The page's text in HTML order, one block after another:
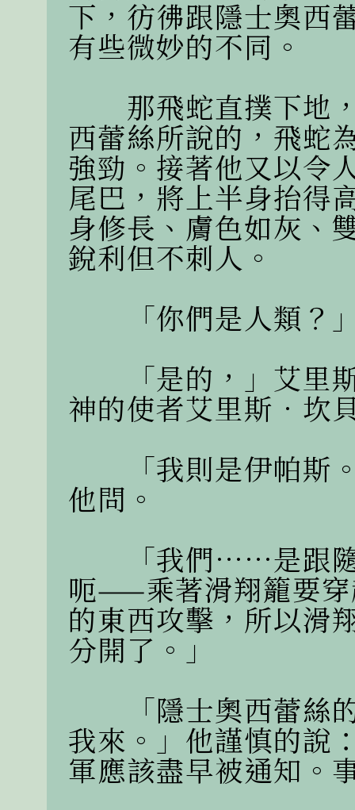
下，彷彿跟隱士奧西
有些微妙的不同。
那飛蛇直撲下地，
西蕾絲所說的，飛蛇
強勁。接著他又以令
尾巴，將上半身抬得
身修長、膚色如灰、
銳利但不刺人。
「你們是人類？」
「是的，」艾里斯
神的使者艾里斯．坎
「我則是伊帕斯。
他問。
「我們……是跟隨
呃——乘著滑翔籠要
的東西攻擊，所以滑
分開了。」
「隱士奧西蕾絲的
我來。」他謹慎的說
軍應該盡早被通知。